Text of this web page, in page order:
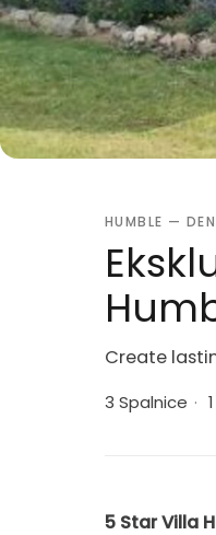
HUMBLE —
Create
3 Spalnice ·
5 Star Villa